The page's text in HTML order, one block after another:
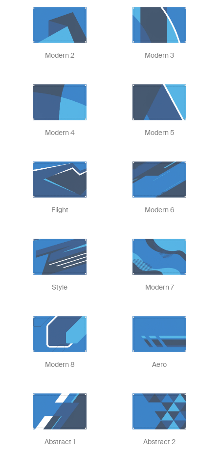
Modern 2 Modern 3
Modern 4 Modern 5
Flight Modern 6
Style Modern 7
Modern 8 Aero
Abstract 1 Abstract 2